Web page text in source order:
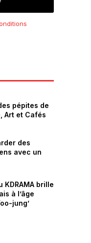
pépites de
Art et Cafés
des
avec un
KDRAMA brille
à l’âge
jung’